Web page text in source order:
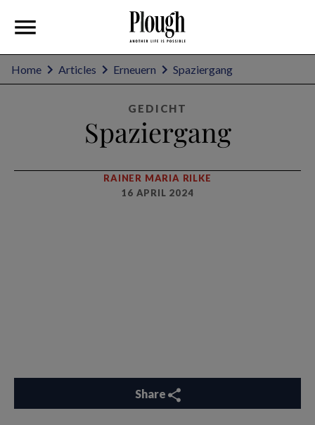
Home Articles Erneuern Spaziergang
GEDICHT
Spaziergang
RAINER MARIA RILKE
16 APRIL 2024
Share